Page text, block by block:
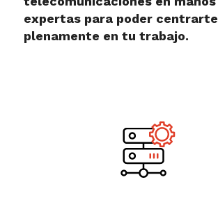
expertas para poder centrarte
plenamente en tu trabajo.